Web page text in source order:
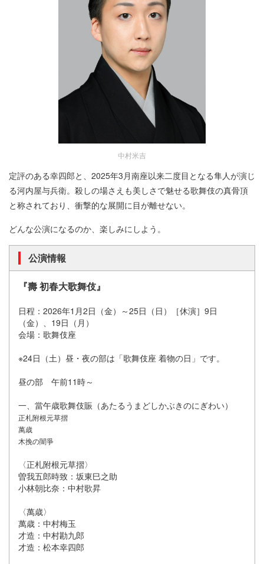
中村米吉
定評のある幸四郎と、2025年3月南座以来二度目となる隼人が演じ
る河内屋与兵衛。殺しの場さえも美しさで魅せる歌舞伎の真骨頂
と称されており、衝撃的な展開に目が離せない。
どんな公演になるのか、楽しみにしよう。
公演情報
『壽 初春大歌舞伎』
日程：2026年1月2日（金）～25日（日）［休演］9日
（金）、19日（月）
会場：歌舞伎座
※24日（土）昼・夜の部は「歌舞伎座 着物の日」です。
昼の部 午前11時～
一、當午歳歌舞伎賑（あたるうまどしかぶきのにぎわい）
正札附根元草摺
萬歳
木挽の闇爭
〈正札附根元草摺〉
曽我五郎時致：坂東巳之助
小林朝比奈：中村歌昇
〈萬歳〉
萬歳：中村梅玉
才造：中村勘九郎
才造：松本幸四郎